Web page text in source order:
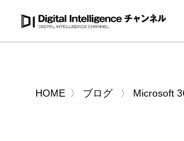
HOME ブログ Microsoft